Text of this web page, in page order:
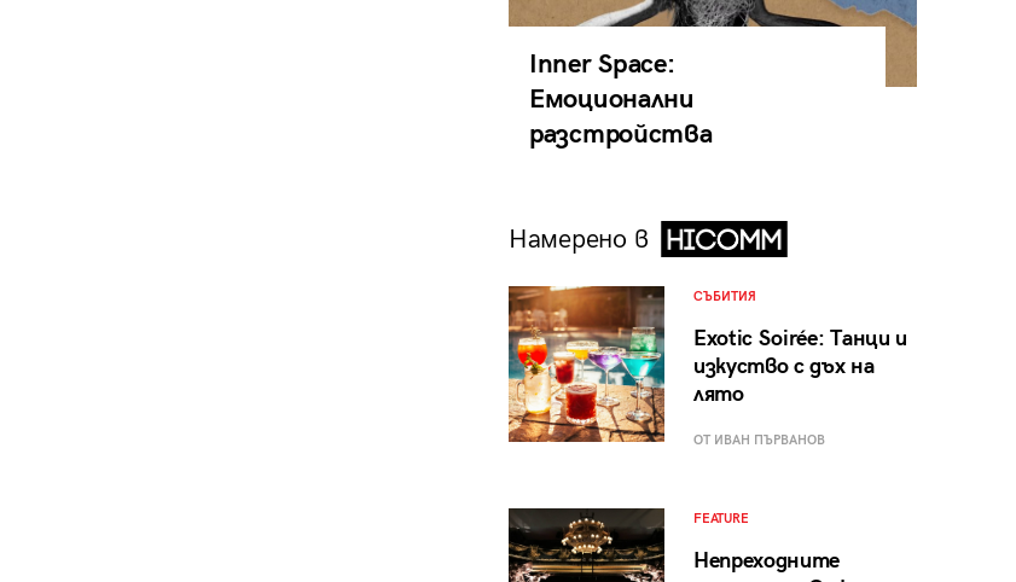
Inner Space:
Емоционални
разстройства
Намерено в
СЪБИТИЯ
Exotic Soirée: Танци и
изкуство с дъх на
лято
ОТ ИВАН ПЪРВАНОВ
FEATURE
Непреходните